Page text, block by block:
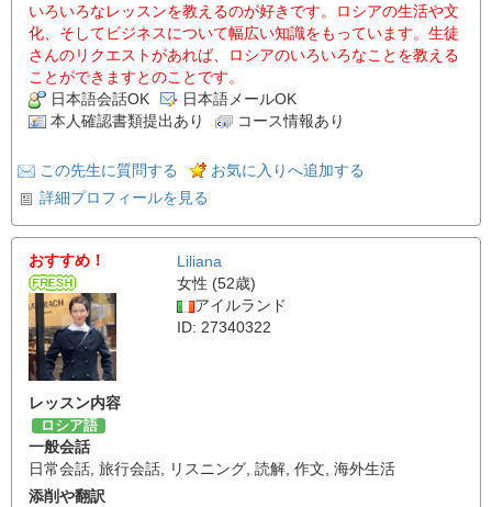
いろいろなレッスンを教えるのが好きです。ロシアの生活や文
化、そしてビジネスについて幅広い知識をもっています。生徒
さんのリクエストがあれば、ロシアのいろいろなことを教える
ことができますとのことです。
日本語会話OK
日本語メールOK
本人確認書類提出あり
コース情報あり
この先生に質問する
お気に入りへ追加する
詳細プロフィールを見る
おすすめ！
Liliana
女性 (52歳)
アイルランド
ID: 27340322
レッスン内容
ロシア語
一般会話
日常会話 旅行会話 リスニング 読解 作文 海外生活
添削や翻訳